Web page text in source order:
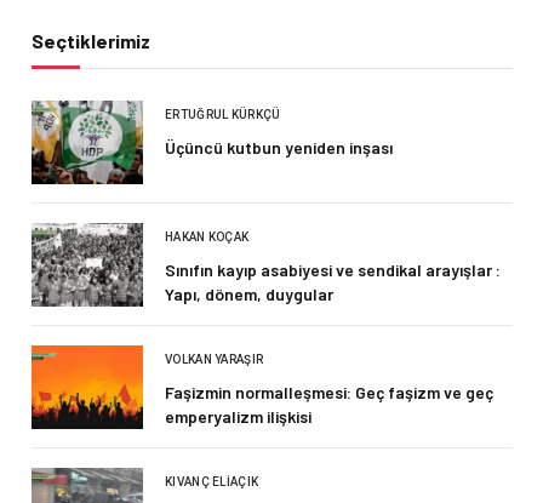
Seçtiklerimiz
ERTUĞRUL KÜRKÇÜ
Üçüncü kutbun yeniden inşası
HAKAN KOÇAK
Sınıfın kayıp asabiyesi ve sendikal arayışlar :
Yapı, dönem, duygular
VOLKAN YARAŞIR
Faşizmin normalleşmesi: Geç faşizm ve geç
emperyalizm ilişkisi
KIVANÇ ELIAÇIK